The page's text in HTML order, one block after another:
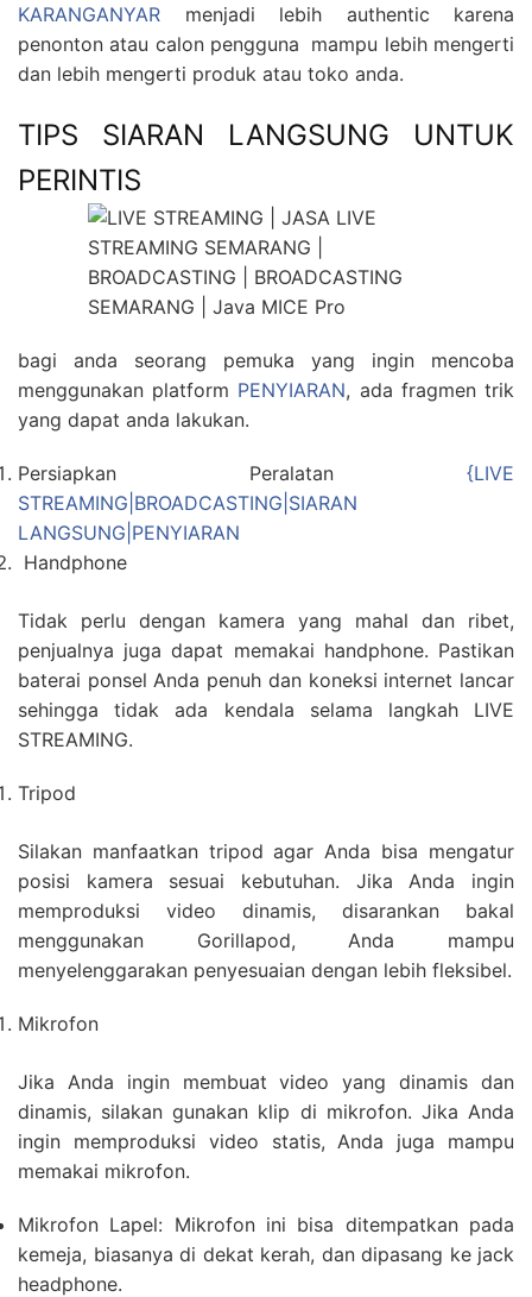
KARANGANYAR menjadi lebih authentic karena
penonton atau calon pengguna mampu lebih mengerti
dan lebih mengerti produk atau toko anda.
TIPS SIARAN LANGSUNG UNTUK
PERINTIS
bagi anda seorang pemuka yang ingin mencoba
menggunakan platform PENYIARAN, ada fragmen trik
yang dapat anda lakukan.
Persiapkan Peralatan {LIVE
STREAMING|BROADCASTING|SIARAN
LANGSUNG|PENYIARAN
Handphone
Tidak perlu dengan kamera yang mahal dan ribet,
penjualnya juga dapat memakai handphone. Pastikan
baterai ponsel Anda penuh dan koneksi internet lancar
sehingga tidak ada kendala selama langkah LIVE
STREAMING.
Tripod
Silakan manfaatkan tripod agar Anda bisa mengatur
posisi kamera sesuai kebutuhan. Jika Anda ingin
memproduksi video dinamis, disarankan bakal
menggunakan Gorillapod, Anda mampu
menyelenggarakan penyesuaian dengan lebih fleksibel.
Mikrofon
Jika Anda ingin membuat video yang dinamis dan
dinamis, silakan gunakan klip di mikrofon. Jika Anda
ingin memproduksi video statis, Anda juga mampu
memakai mikrofon.
Mikrofon Lapel: Mikrofon ini bisa ditempatkan pada
kemeja, biasanya di dekat kerah, dan dipasang ke jack
headphone.